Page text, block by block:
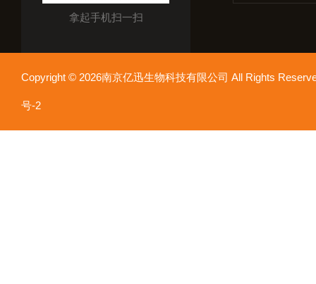
拿起手机扫一扫
Copyright © 2026南京亿迅生物科技有限公司 All Rights
号-2